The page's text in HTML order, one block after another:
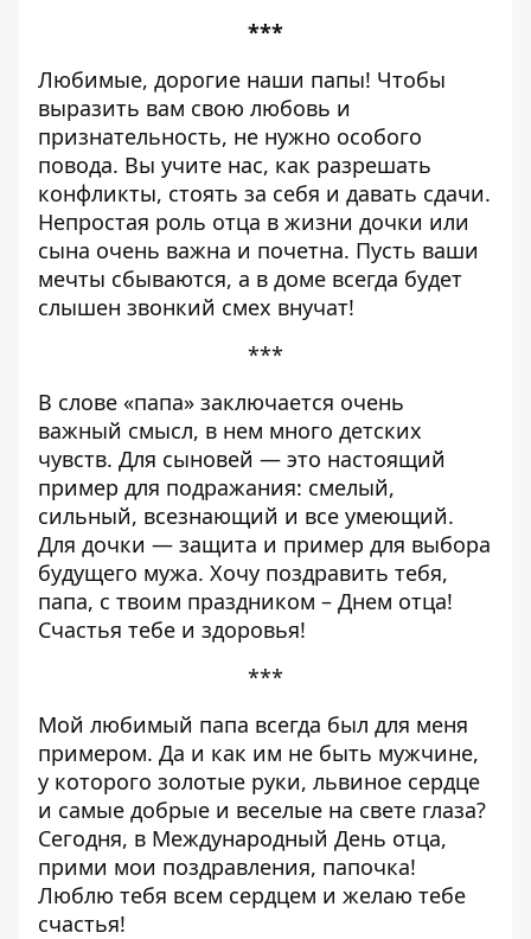
***
Любимые, дорогие наши папы! Чтобы
выразить вам свою любовь и
признательность, не нужно особого
повода. Вы учите нас, как разрешать
конфликты, стоять за себя и давать сдачи.
Непростая роль отца в жизни дочки или
сына очень важна и почетна. Пусть ваши
мечты сбываются, а в доме всегда будет
слышен звонкий смех внучат!
***
В слове «папа» заключается очень
важный смысл, в нем много детских
чувств. Для сыновей — это настоящий
пример для подражания: смелый,
сильный, всезнающий и все умеющий.
Для дочки — защита и пример для выбора
будущего мужа. Хочу поздравить тебя,
папа, с твоим праздником – Днем отца!
Счастья тебе и здоровья!
***
Мой любимый папа всегда был для меня
примером. Да и как им не быть мужчине,
у которого золотые руки, львиное сердце
и самые добрые и веселые на свете глаза?
Сегодня, в Международный День отца,
прими мои поздравления, папочка!
Люблю тебя всем сердцем и желаю тебе
счастья!